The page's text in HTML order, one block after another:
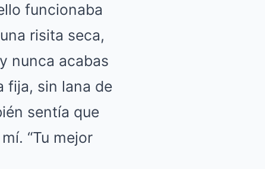
funcionaba
risita seca,
nunca acabas
fija, sin lana de
sentía que
“Tu mejor